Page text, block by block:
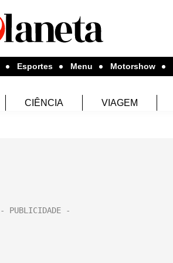
Esportes Menu Motorshow
CIÊNCIA VIAGEM